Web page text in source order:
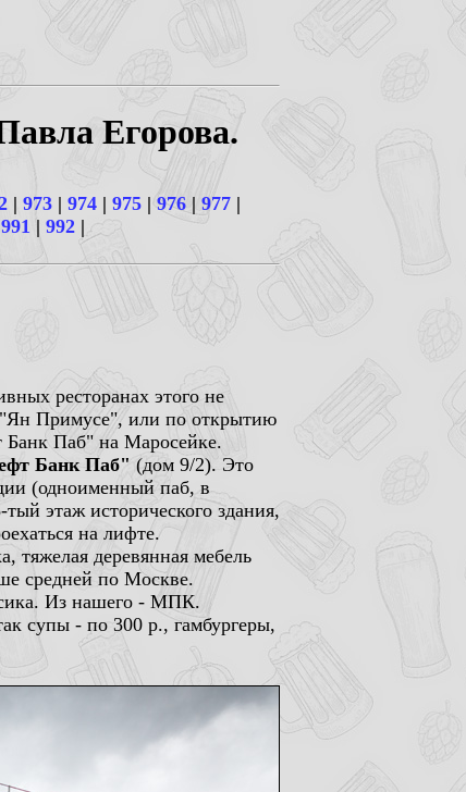
Егорова.
| 973 | 974 | 975 | 976 | 977 |
991 | 992 |
ресторанах этого не
"Ян Примусе", или по открытию
Банк Паб" на Маросейке.
Банк Паб" (дом 9/2). Это
(одноименный паб, в
этаж исторического здания,
на лифте.
тяжелая деревянная мебель
средней по Москве.
Из нашего - МПК.
супы - по 300 р., гамбургеры,